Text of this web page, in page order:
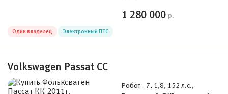
1 280 000 р.
Один владелец Электронный ПТС
Volkswagen Passat CC
Робот - 7, 1,8, 152 л.с.,